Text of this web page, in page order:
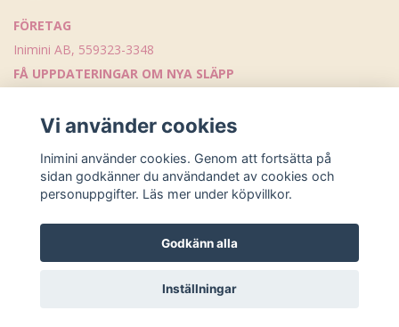
FÖRETAG
Inimini AB, 559323-3348
FÅ UPPDATERINGAR OM NYA SLÄPP
© Copyright Inimini
Vi använder cookies
Inimini använder cookies. Genom att fortsätta på
sidan godkänner du användandet av cookies och
personuppgifter. Läs mer under köpvillkor.
Godkänn alla
Inställningar